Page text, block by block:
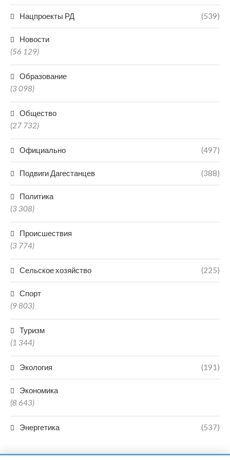
Нацпроекты РД (539)
Новости
(56 129)
Образование
(3 098)
Общество
(27 732)
Официально (497)
Подвиги Дагестанцев (388)
Политика
(3 308)
Происшествия
(3 774)
Сельское хозяйство (225)
Спорт
(9 803)
Туризм
(1 344)
Экология (191)
Экономика
(8 643)
Энергетика (537)